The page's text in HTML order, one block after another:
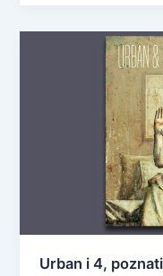
Urban i 4,